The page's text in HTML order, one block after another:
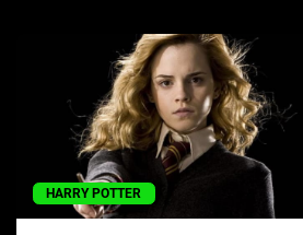
HARRY POTTER